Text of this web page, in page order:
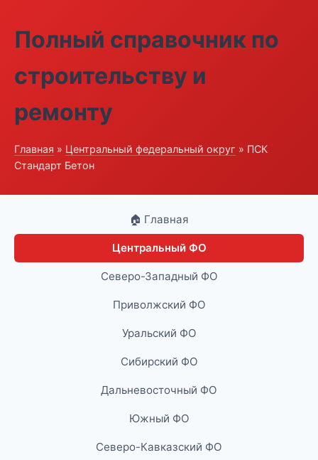
Полный справочник по
строительству и
ремонту
Главная » Центральный федеральный округ » ПСК
Стандарт Бетон
🏠 Главная
Центральный ФО
Северо-Западный ФО
Приволжский ФО
Уральский ФО
Сибирский ФО
Дальневосточный ФО
Южный ФО
Северо-Кавказский ФО